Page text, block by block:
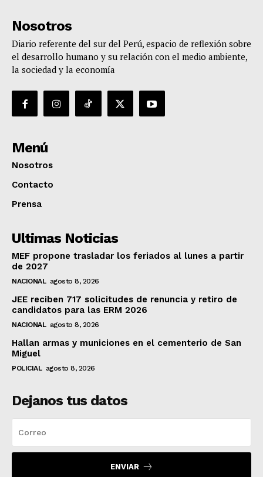
Nosotros
Diario referente del sur del Perú, espacio de reflexión sobre
el desarrollo humano y su relación con el medio ambiente,
la sociedad y la economía
Menú
Nosotros
Contacto
Prensa
Ultimas Noticias
MEF propone trasladar los feriados al lunes a partir
de 2027
NACIONAL agosto 8, 2026
JEE reciben 717 solicitudes de renuncia y retiro de
candidatos para las ERM 2026
NACIONAL agosto 8, 2026
Hallan armas y municiones en el cementerio de San
Miguel
POLICIAL agosto 8, 2026
Dejanos tus datos
ENVIAR